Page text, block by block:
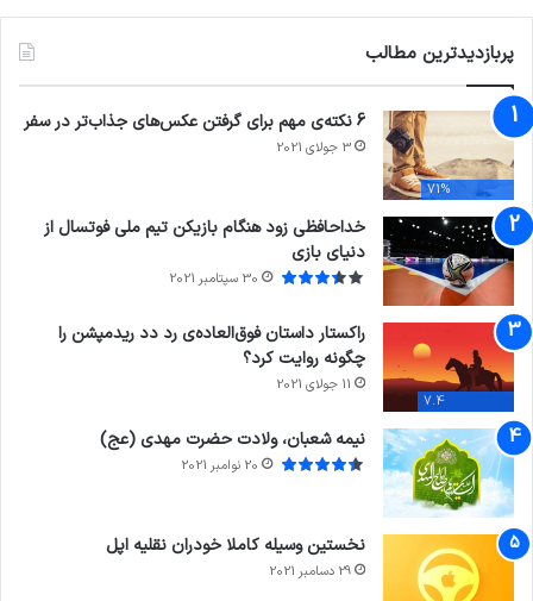
پربازدیدترین مطالب
71%
6 نکته‌ی مهم برای گرفتن عکس‌های جذاب‌تر در سفر
3 جولای 2021
خداحافظی زود هنگام بازیکن تیم ملی فوتسال از
دنیای بازی
30 سپتامبر 2021
7.4
راکستار داستان فوق‌العاده‌ی رد دد ریدمپشن را
چگونه روایت کرد؟
11 جولای 2021
نیمه شعبان، ولادت حضرت مهدی (عج)
20 نوامبر 2021
نخستین وسیله کاملا خودران نقلیه اپل
29 دسامبر 2021